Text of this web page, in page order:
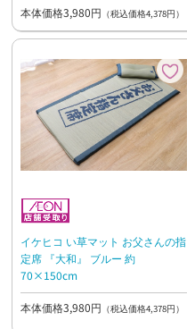
本体価格3,980円 （税込価格4,378円）
イケヒコ い草マット お父さんの指
定席 『大和』 ブルー 約
70×150cm
本体価格3,980円 （税込価格4,378円）